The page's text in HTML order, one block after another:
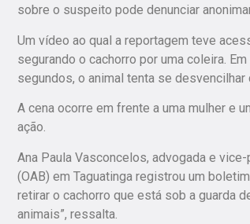
sobre o suspeito pode denunciar
Um vídeo ao qual a reportagem teve
segurando o cachorro por uma coleira.
segundos, o animal tenta se desvencilhar
A cena ocorre em frente a uma mulher e
ação.
Ana Paula Vasconcelos, advogada e
(OAB) em Taguatinga registrou um
retirar o cachorro que está sob a guarda
animais”, ressalta.